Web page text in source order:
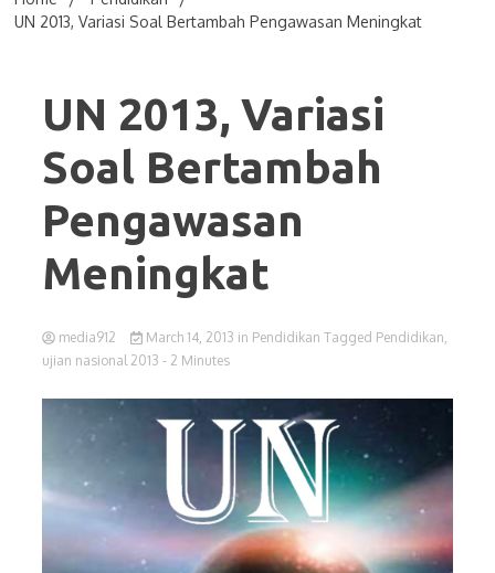
UN 2013, Variasi Soal Bertambah Pengawasan Meningkat
UN 2013, Variasi
Soal Bertambah
Pengawasan
Meningkat
media912 March 14, 2013 in Pendidikan Tagged Pendidikan,
ujian nasional 2013 - 2 Minutes